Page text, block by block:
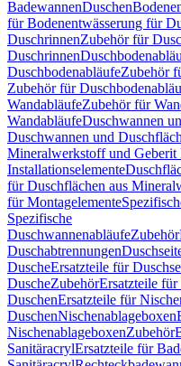
BadewannenDuschen
für Bodenentwässerung für
DuschrinnenZubehör für
Duschrinnen
DuschbodenabläufeZubehör
Zubehör für
WandabläufeZubehör für
WandabläufeDuschwannen
Duschwannen und
Mineralwerkstoff und
Installationselemente
für Duschflächen aus
für Montagelemente
Spezifische
DuschwannenabläufeZubehör
Duschabtrennungen
DuscheErsatzteile für
DuscheZubehörErsatzteile
DuschenErsatzteile für
DuschenNischenablageboxen
NischenablageboxenZubehör
SanitäracrylErsatzteile für